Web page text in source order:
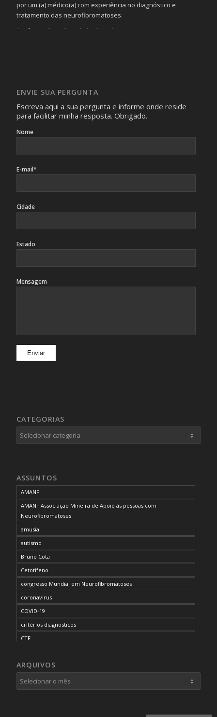
por um (a) médico(a) com experiência no diagnóstico e
tratamento das neurofibromatoses.
Será omitida a identidade de todas as pessoas que
identificação da pessoa fotografada.
ENVIE SUA PERGUNTA
Escreva aqui a sua pergunta e informe onde reside
para facilitar minha resposta. Obrigado.
Nome
E-mail*
Cidade
Estado
Mensagem
CATEGORIAS
Categorias
ASSUNTOS
AMANF
AMANF Associação Mineira de Apoio às pessoas com
Neurofibromatoses
amusia
autismo
Bruno Cota
Cetotifeno
congresso Mundial em Neurofibromatoses
coronavirus
COVID-19
critérios diagnósticos
CTF
desordem do processamento auditivo
diagnóstico
ARQUIVOS